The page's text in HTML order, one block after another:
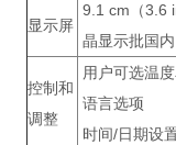
显示屏
9.1 cm（3.6
晶显示批国
控制和
调整
用户可选温
语言选项
时间/日期设